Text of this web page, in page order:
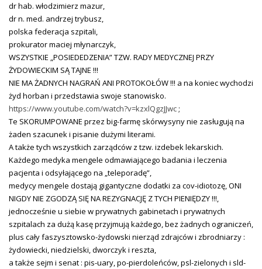
dr hab. włodzimierz mazur,
dr n. med. andrzej trybusz,
polska federacja szpitali,
prokurator maciej młynarczyk,
WSZYSTKIE „POSIEDEDZENIA” TZW. RADY MEDYCZNEJ PRZY
ŻYDOWIECKIM SĄ TAJNE !!!
NIE MA ŻADNYCH NAGRAŃ ANI PROTOKOŁÓW !!! a na koniec wychodzi
żyd horban i przedstawia swoje stanowisko.
https://www.youtube.com/watch?v=kzxlQgzJJwc;
Te SKORUMPOWANE przez big-farmę skórwysyny nie zasługują na
żaden szacunek i pisanie dużymi literami.
A także tych wszystkich zarządców z tzw. izdebek lekarskich.
Każdego medyka mengele odmawiającego badania i leczenia
pacjenta i odsyłającego na „teleporadę”,
medycy mengele dostają gigantyczne dodatki za cov-idiotozę, ONI
NIGDY NIE ZGODZĄ SIĘ NA REZYGNACJĘ Z TYCH PIENIĘDZY !!!,
jednocześnie u siebie w prywatnych gabinetach i prywatnych
szpitalach za dużą kasę przyjmują każdego, bez żadnych ograniczeń,
plus cały faszysztowsko-żydowski nierząd zdrajców i zbrodniarzy :
żydowiecki, niedzielski, dworczyk i reszta,
a także sejm i senat : pis-uary, po-pierdoleńców, psl-zielonych i sld-